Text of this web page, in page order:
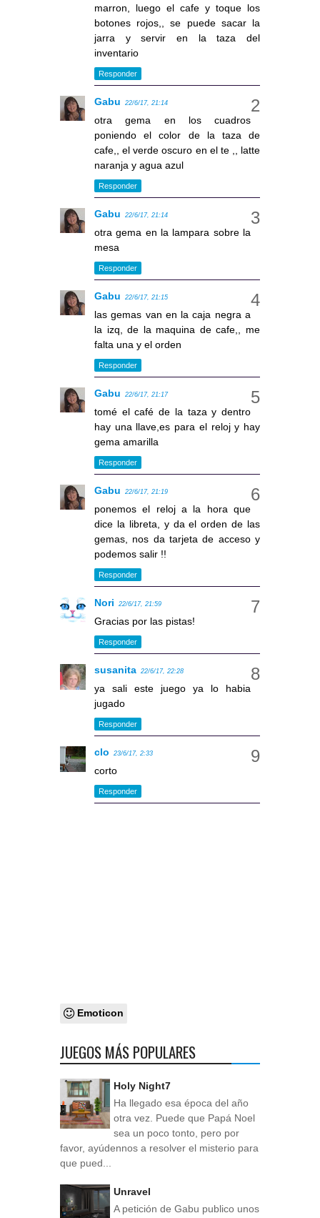
marron, luego el cafe y toque los
botones rojos,, se puede sacar la
jarra y servir en la taza del
inventario
Responder
Gabu 22/6/17, 21:14
otra gema en los cuadros
poniendo el color de la taza de
cafe,, el verde oscuro en el te ,, latte
naranja y agua azul
Responder
Gabu 22/6/17, 21:14
otra gema en la lampara sobre la
mesa
Responder
Gabu 22/6/17, 21:15
las gemas van en la caja negra a
la izq, de la maquina de cafe,, me
falta una y el orden
Responder
Gabu 22/6/17, 21:17
tomé el café de la taza y dentro
hay una llave,es para el reloj y hay
gema amarilla
Responder
Gabu 22/6/17, 21:19
ponemos el reloj a la hora que
dice la libreta, y da el orden de las
gemas, nos da tarjeta de acceso y
podemos salir !!
Responder
Nori 22/6/17, 21:59
Gracias por las pistas!
Responder
susanita 22/6/17, 22:28
ya sali este juego ya lo habia
jugado
Responder
clo 23/6/17, 2:33
corto
Responder
Emoticon
JUEGOS MÁS POPULARES
Holy Night7
Ha llegado esa época del año
otra vez. Puede que Papá Noel
sea un poco tonto, pero por
favor, ayúdennos a resolver el misterio para
que pued...
Unravel
A petición de Gabu publico unos